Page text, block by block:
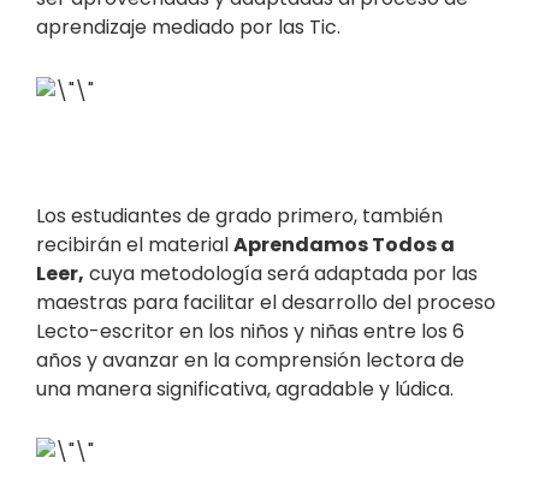
aprendizaje mediado por las Tic.
Los estudiantes de grado primero, también
recibirán el materialAprendamos Todos a
Leer, cuya metodología será adaptada por las
maestras para facilitar el desarrollo del proceso
Lecto-escritor en los niños y niñas entre los 6
años y avanzar en la comprensión lectora de
una manera significativa, agradable y lúdica.